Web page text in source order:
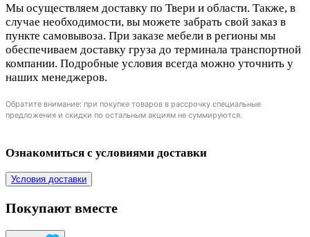
Мы осуществляем доставку по Твери и области. Также, в
случае необходимости, вы можете забрать свой заказ в
пункте самовывоза. При заказе мебели в регионы мы
обеспечиваем доставку груза до терминала транспортной
компании. Подробные условия всегда можно уточнить у
наших менеджеров.
Обратите внимание: при покупке товаров в рассрочку специальные
предложения и скидки по остальным акциям не суммируются.
Ознакомиться с условиями доставки
Условия доставки
Покупают вместе